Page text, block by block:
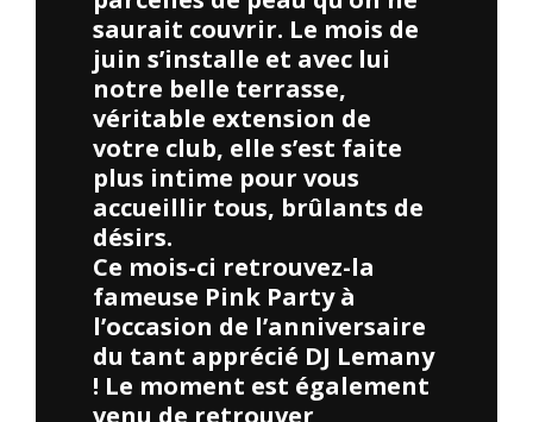
saurait couvrir. Le mois de
juin s’installe et avec lui
notre belle terrasse,
véritable extension de
votre club, elle s’est faite
plus intime pour vous
accueillir tous, brûlants de
désirs.
Ce mois-ci retrouvez-la
fameuse Pink Party à
l’occasion de l’anniversaire
du tant apprécié DJ Lemany
! Le moment est également
venu de retrouver